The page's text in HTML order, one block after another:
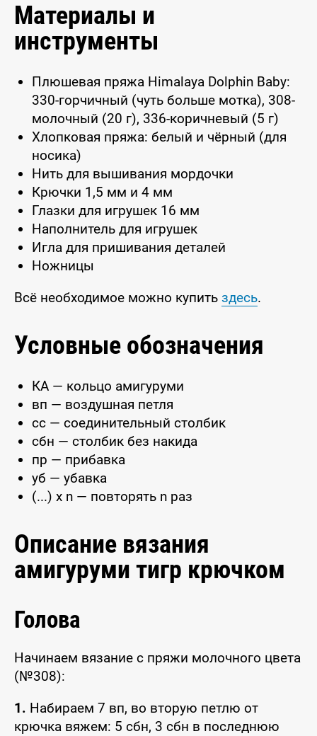
Материалы и
инструменты
Плюшевая пряжа Himalaya Dolphin Baby:
330-горчичный (чуть больше мотка), 308-
молочный (20 г), 336-коричневый (5 г)
Хлопковая пряжа: белый и чёрный (для
носика)
Нить для вышивания мордочки
Крючки 1,5 мм и 4 мм
Глазки для игрушек 16 мм
Наполнитель для игрушек
Игла для пришивания деталей
Ножницы
Всё необходимое можно купить здесь.
Условные обозначения
КА — кольцо амигуруми
вп — воздушная петля
сс — соединительный столбик
сбн — столбик без накида
пр — прибавка
уб — убавка
(...) x n — повторять n раз
Описание вязания
амигуруми тигр крючком
Голова
Начинаем вязание с пряжи молочного цвета
(№308):
1. Набираем 7 вп, во вторую петлю от
крючка вяжем: 5 сбн, 3 сбн в последнюю